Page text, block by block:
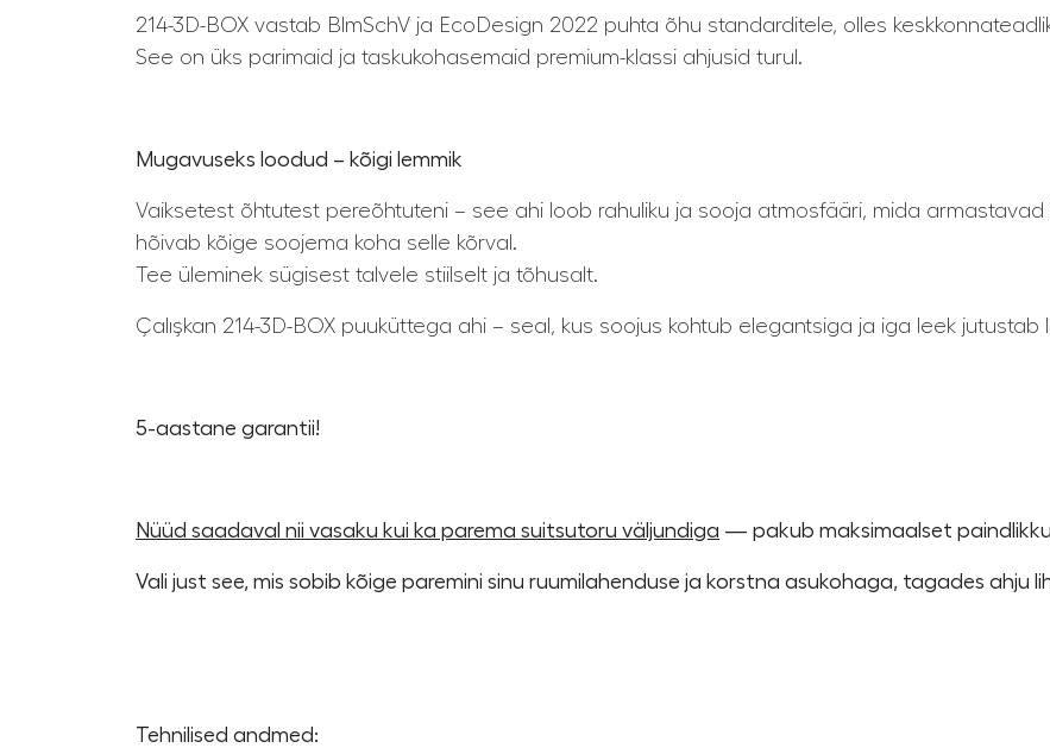
214-3D-BOX vastab BlmSchV ja EcoDesign 2022 puhta õhu standarditele, olles
See on üks parimaid ja taskukohasemaid premium-klassi ahjusid turul.
Mugavuseks loodud – kõigi lemmik
Vaiksetest õhtutest pereõhtuteni – see ahi loob rahuliku ja sooja atmosfääri, mida armastavad
hõivab kõige soojema koha selle kõrval.
Tee üleminek sügisest talvele stiilselt ja tõhusalt.
Çalışkan 214-3D-BOX puuküttega ahi – seal, kus soojus kohtub elegantsiga ja iga leek jutustab
5-aastane garantii!
Nüüd saadaval nii vasaku kui ka parema suitsutoru väljundiga — pakub maksimaalset
Vali just see, mis sobib kõige paremini sinu ruumilahenduse ja korstna asukohaga, tagades ahju
Tehnilised andmed: